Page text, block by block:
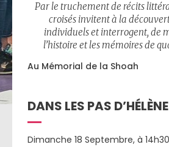
Par le truchement de récits
croisés invitent à la
individuels et interrogent, de
l’histoire et les mémoires de
Au Mémorial de la Shoah
DANS LES PAS
Dimanche 18 Septembre, à 14h30